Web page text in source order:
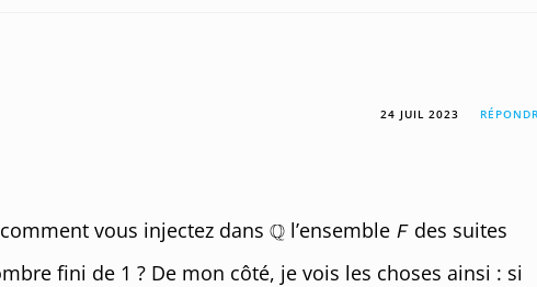
24 JUIL 2023
vous injectez dans
l’ensemble
des suites
fini de 1 ? De mon côté, je vois les choses ainsi : si